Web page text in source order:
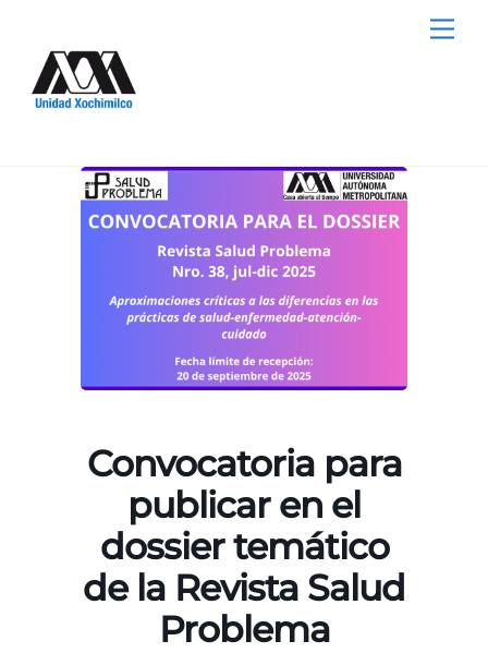
content
Convocatoria para
publicar en el
dossier temático
de la Revista Salud
Problema